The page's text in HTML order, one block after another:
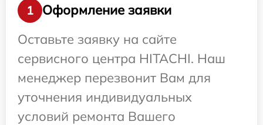
1
Оформление заявки
Оставьте заявку на сайте
сервисного центра HITACHI. Наш
менеджер перезвонит Вам для
уточнения индивидуальных
условий ремонта Вашего